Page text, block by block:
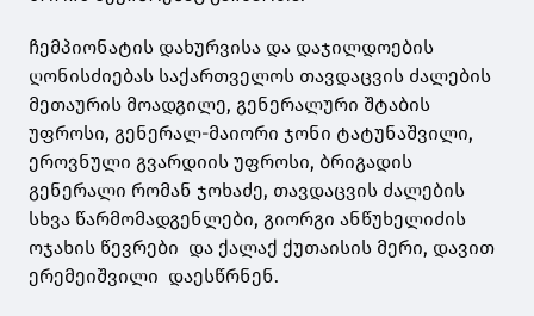
ჩემპიონატის დახურვისა და დაჯილდოების
ღონისძიებას საქართველოს თავდაცვის ძალების
მეთაურის მოადგილე, გენერალური შტაბის
უფროსი, გენერალ-მაიორი ჯონი ტატუნაშვილი,
ეროვნული გვარდიის უფროსი, ბრიგადის
გენერალი რომან ჯოხაძე, თავდაცვის ძალების
სხვა წარმომადგენლები, გიორგი ანწუხელიძის
ოჯახის წევრები და ქალაქ ქუთაისის მერი, დავით
ერემეიშვილი დაესწრნენ.